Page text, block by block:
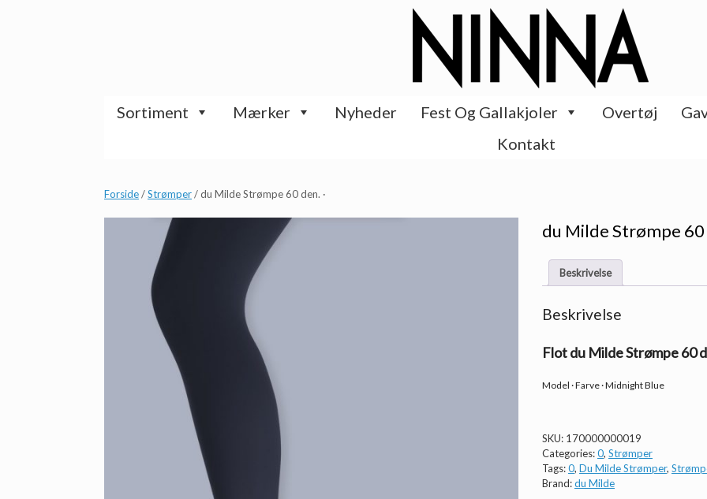
Sortiment Mærker Nyheder Fest Og Gallakjoler Overtøj
Kontakt
Forside/Strømper/ du Milde Strømpe 60 den. ·
du Milde Strømpe 60
Beskrivelse
Beskrivelse
Flot du Milde Strømpe 60
Model · Farve · Midnight Blue
SKU: 170000000019
Categories:0, Strømper
Tags:0, Du Milde Strømper,
Brand:du Milde